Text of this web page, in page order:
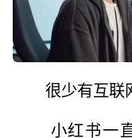
很少有互联
小红书一